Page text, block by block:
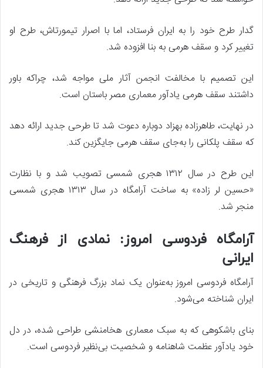
گدار طرح خود را به ایران فرستاد، اما با اصرار تیمورتاش، طرح او
تغییر کرد و سقف هرمی به بنا افزوده شد.
این تصمیم با مخالفت انجمن آثار ملی مواجه شد، چراکه باور
داشتند سقف هرمی یادآور معماری مصر باستان است.
در نهایت، طاهرزاده بهزاد دوباره دعوت شد تا طرحی جدید ارائه دهد
که سقف پلکانی را به‌جای سقف هرمی جایگزین کند.
این طرح در سال ۱۳۱۲ هجری شمسی تصویب شد و با نظارت
«حسین لر زاده» به ساخت آرامگاه در سال ۱۳۱۳ هجری شمسی
منجر شد.
آرامگاه فردوسی امروز: نمادی از فرهنگ
ایرانی
آرامگاه فردوسی امروز به‌عنوان یک نماد بزرگ فرهنگی و تاریخی در
ایران شناخته می‌شود.
بنای باشکوهی که به سبک معماری هخامنشی طراحی شده، در دل
خود یادآور عظمت شاهنامه و شخصیت بی‌نظیر فردوسی است.